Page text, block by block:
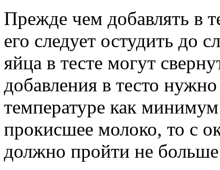
Прежде чем добавлять в
его следует остудить до
яйца в тесте могут
добавления в тесто
температуре как
прокисшее молоко, то с
должно пройти не